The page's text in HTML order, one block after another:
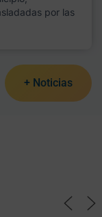
por las
+ Noticias